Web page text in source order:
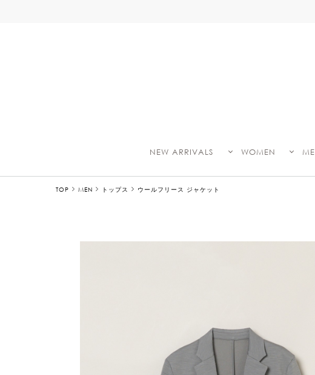
NEW ARRIVALS WOMEN
TOP MEN トップス ウールフリース ジャケット